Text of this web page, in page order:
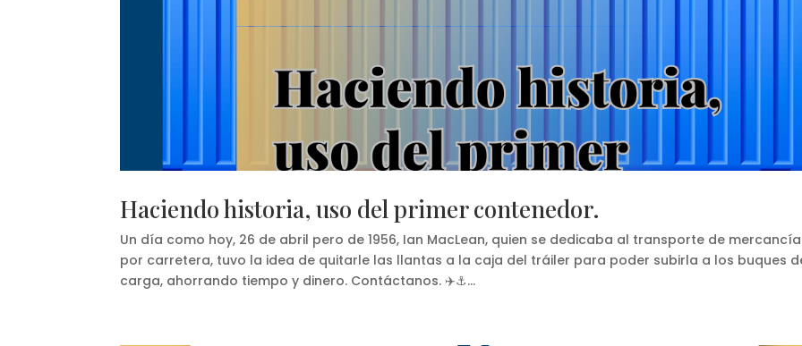
Haciendo historia, uso del primer contenedor.
Un día como hoy, 26 de abril pero de 1956, Ian MacLean, quien se dedicaba al transporte de
por carretera, tuvo la idea de quitarle las llantas a la caja del tráiler para poder subirla a los buques
carga, ahorrando tiempo y dinero. Contáctanos. ✈️⚓...